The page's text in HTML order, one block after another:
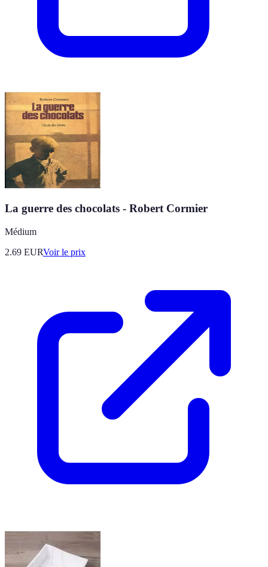
La guerre des chocolats - Robert Cormier
Médium
2.69 EURVoir le prix